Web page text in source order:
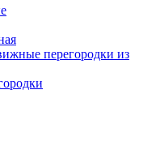
перегородки из